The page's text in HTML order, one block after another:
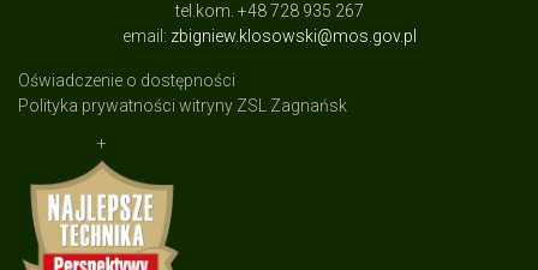
tel.kom. +48 728 935 267
email: zbigniew.klosowski@mos.gov.pl
Oświadczenie o dostępności
Polityka prywatności witryny ZSL Zagnańsk
+